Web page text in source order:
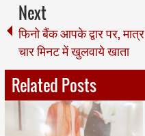
Next
फिनो बैंक आपके द्वार पर, मात्र
चार मिनट में खुलवाये खाता
Related Posts